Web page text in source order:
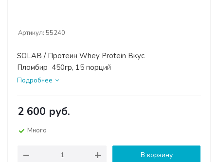
Артикул: 55240
SOLAB / Протеин Whey Protein Вкус
Пломбир 450гр, 15 порций
Подробнее
2 600 руб.
Много
В корзину